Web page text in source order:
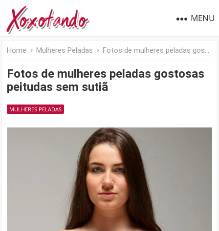
MENU
Home Mulheres Peladas Fotos de mulheres peladas gostosas peitudas sem sutiã
Fotos de mulheres peladas gostosas
peitudas sem sutiã
MULHERES PELADAS